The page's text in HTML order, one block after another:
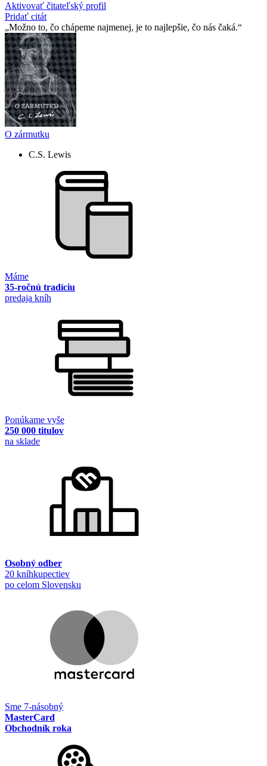
Aktivovať čitateľský profil
Pridať citát
Možno to, čo chápeme najmenej, je to najlepšie, čo nás čaká.
O zármutku
C.S. Lewis
Máme
35-ročnú tradíciu
predaja kníh
Ponúkame vyše
250 000 titulov
na sklade
Osobný odber
20 kníhkupectiev
po celom Slovensku
Sme 7-násobný
MasterCard
Obchodník roka